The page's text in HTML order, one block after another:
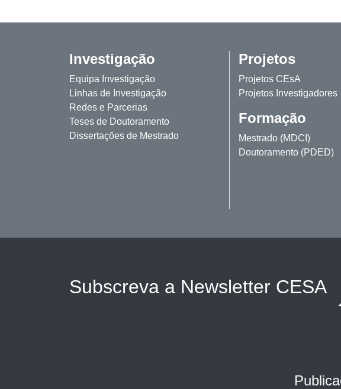
Investigação
Equipa Investigação
Linhas de Investigação
Redes e Parcerias
Teses de Doutoramento
Dissertações de Mestrado
Projetos
Projetos CEsA
Projetos Investigadores
Formação
Mestrado (MDCI)
Doutoramento (PDED)
Subscreva a Newsletter CESA